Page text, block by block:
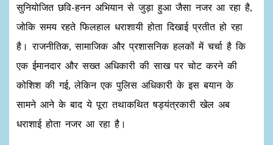
सुनियोजित छवि-हनन अभियान से जुड़ा हुआ जैसा नजर आ रहा है,
जोकि समय रहते फिलहाल धराशायी होता दिखाई प्रतीत हो रहा
है। राजनीतिक, सामाजिक और प्रशासनिक हलकों में चर्चा है कि
एक ईमानदार और सख्त अधिकारी की साख पर चोट करने की
कोशिश की गई, लेकिन एक पुलिस अधिकारी के इस बयान के
सामने आने के बाद ये पूरा तथाकथित षड्यंत्रकारी खेल अब
धराशाई होता नजर आ रहा है।